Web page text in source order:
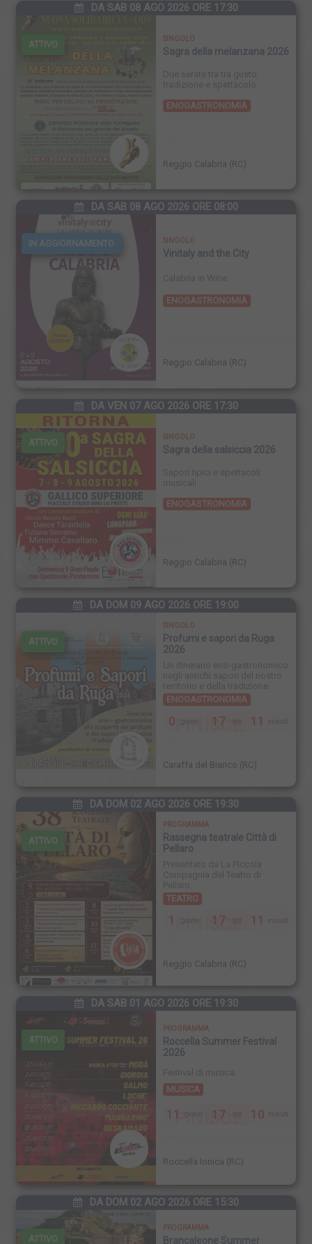
DA SAB 08 AGO 2026 ORE 17:30
ATTIVO
SINGOLO
Sagra della melanzana 2026
ENOGASTRONOMIA
FINISCE
Reggio Calabria (RC)
DA SAB 08 AGO 2026 ORE 08:00
IN AGGIORNAMENTO SINGOLO
Vinitaly and the City
ENOGASTRONOMIA
Reggio Calabria (RC)
DA VEN 07 AGO 2026 ORE 17:30
ATTIVO
SINGOLO
Sagra della salsiccia 2026
ENOGASTRONOMIA
FINISCE
Reggio Calabria (RC)
DA DOM 09 AGO 2026 ORE 19:00
ATTIVO
SINGOLO
Profumi e sapori da Ruga
2026
ENOGASTRONOMIA
FINISCE
0 17 11
Caraffa del Bianco (RC)
DA DOM 02 AGO 2026 ORE 19:30
ATTIVO
PROGRAMMA
Rassegna teatrale Città di
Pellaro
TEATRO
FINISCE
1 17 11
Reggio Calabria (RC)
DA SAB 01 AGO 2026 ORE 19:30
ATTIVO
PROGRAMMA
Roccella Summer Festival
2026
MUSICA
FINISCE
11 17 10
Roccella Ionica (RC)
DA DOM 02 AGO 2026 ORE 15:30
ATTIVO
PROGRAMMA
Brancaleone Summer